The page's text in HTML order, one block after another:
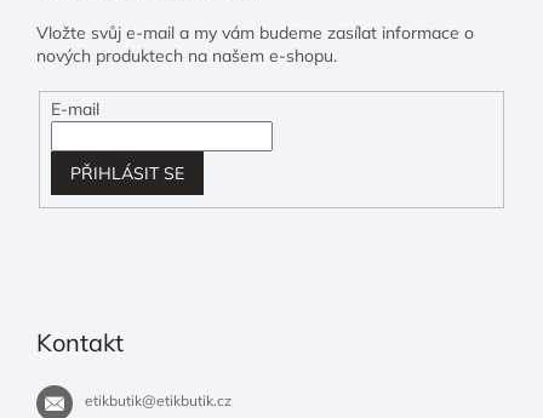
Vložte svůj e-mail a my vám budeme zasílat informace o
nových produktech na našem e-shopu.
E-mail
PŘIHLÁSIT SE
Kontakt
etikbutik@etikbutik.cz